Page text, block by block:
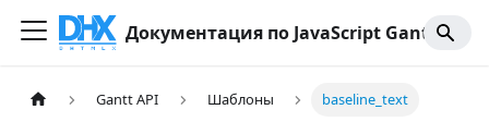
Документация по JavaScript Gantt
Gantt API Шаблоны baseline_text